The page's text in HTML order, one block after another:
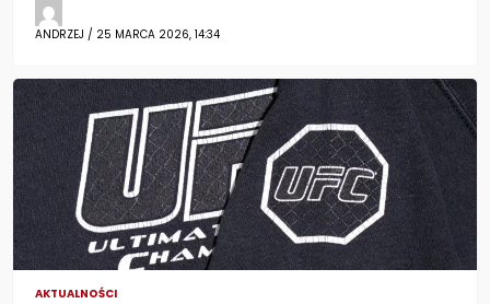
ANDRZEJ / 25 MARCA 2026, 14:34
AKTUALNOŚCI